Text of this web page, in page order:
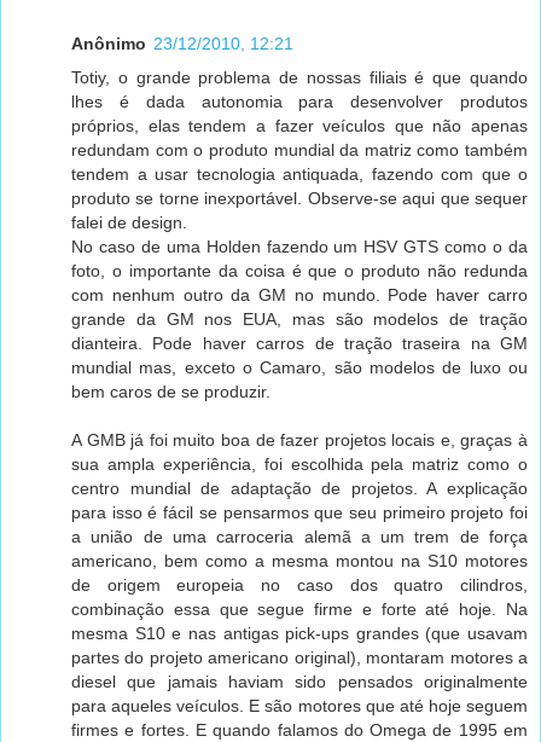
Anônimo 23/12/2010, 12:21
Totiy, o grande problema de nossas filiais é que quando
lhes é dada autonomia para desenvolver produtos
próprios, elas tendem a fazer veículos que não apenas
redundam com o produto mundial da matriz como também
tendem a usar tecnologia antiquada, fazendo com que o
produto se torne inexportável. Observe-se aqui que sequer
falei de design.
No caso de uma Holden fazendo um HSV GTS como o da
foto, o importante da coisa é que o produto não redunda
com nenhum outro da GM no mundo. Pode haver carro
grande da GM nos EUA, mas são modelos de tração
dianteira. Pode haver carros de tração traseira na GM
mundial mas, exceto o Camaro, são modelos de luxo ou
bem caros de se produzir.
A GMB já foi muito boa de fazer projetos locais e, graças à
sua ampla experiência, foi escolhida pela matriz como o
centro mundial de adaptação de projetos. A explicação
para isso é fácil se pensarmos que seu primeiro projeto foi
a união de uma carroceria alemã a um trem de força
americano, bem como a mesma montou na S10 motores
de origem europeia no caso dos quatro cilindros,
combinação essa que segue firme e forte até hoje. Na
mesma S10 e nas antigas pick-ups grandes (que usavam
partes do projeto americano original), montaram motores a
diesel que jamais haviam sido pensados originalmente
para aqueles veículos. E são motores que até hoje seguem
firmes e fortes. E quando falamos do Omega de 1995 em